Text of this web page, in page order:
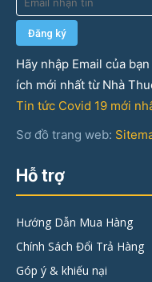
Hãy nhập Email của
ích mới nhất từ Nhà
Tin tức Covid 19 mới
Sơ đồ trang web:
Hỗ trợ
Hướng Dẫn Mua Hàng
Chính Sách Đổi Trả Hàng
Góp ý & khiếu nại